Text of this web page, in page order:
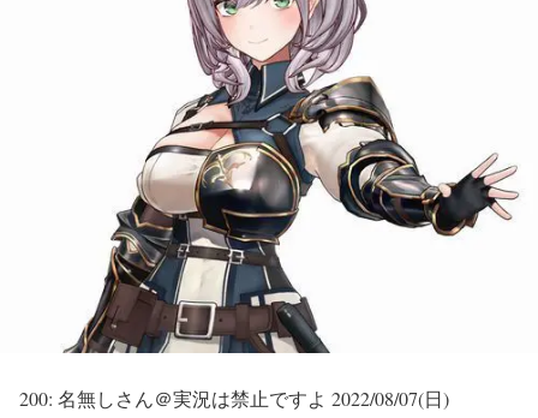
200: 名無しさん＠実況は禁止ですよ 2022/08/07(日)